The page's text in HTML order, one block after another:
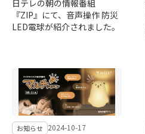
日テレの朝の情報番組
『ZIP』にて、音声操作 防災
LED電球が紹介されました。
お知らせ 2024-10-17